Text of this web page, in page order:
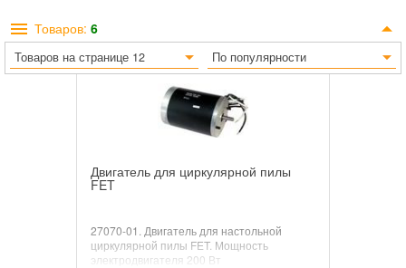
Товаров: 6
Товаров на странице 12 По популярности
Двигатель для циркулярной пилы
FET
27070-01. Двигатель для настольной
циркулярной пилы FET. Мощность
электродвигателя 200 Вт